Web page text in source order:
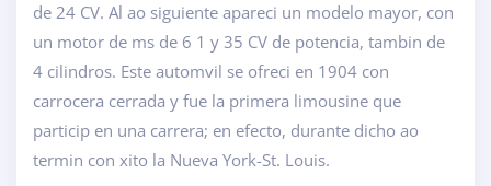
de 24 CV. Al ao siguiente apareci un modelo mayor, con
un motor de ms de 6 1 y 35 CV de potencia, tambin de
4 cilindros. Este automvil se ofreci en 1904 con
carrocera cerrada y fue la primera limousine que
particip en una carrera; en efecto, durante dicho ao
termin con xito la Nueva York-St. Louis.